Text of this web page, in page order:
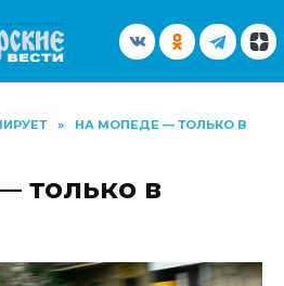
»
НА МОПЕДЕ — ТОЛЬКО В
только в